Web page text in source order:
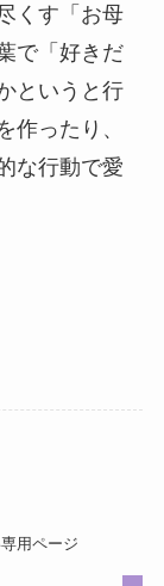
くす「お母
で「好きだ
というと行
作ったり、
な行動で愛
用ページ